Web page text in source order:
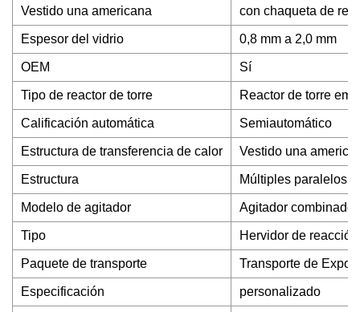
Vestido una americana con chaqueta de
Espesor del vidrio 0,8 mm a 2,0 mm
OEM Sí
Tipo de reactor de torre Reactor de torre
Calificación automática Semiautomático
Estructura de transferencia de calor Vestido una
Estructura Múltiples paralelos
Modelo de agitador Agitador combinado
Tipo Hervidor de reacción
Paquete de transporte Transporte de
Especificación personalizado